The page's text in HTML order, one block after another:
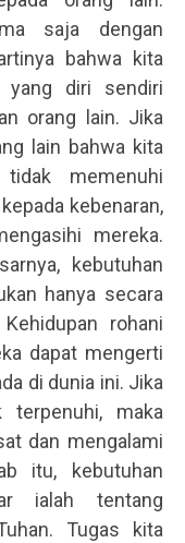
saja dengan
bahwa kita
yang diri sendiri
orang lain. Jika
lain bahwa kita
memenuhi
kebenaran,
mereka.
kebutuhan
hanya secara
rohani
dapat mengerti
di dunia ini. Jika
maka
dan mengalami
itu, kebutuhan
ialah tentang
Tugas kita